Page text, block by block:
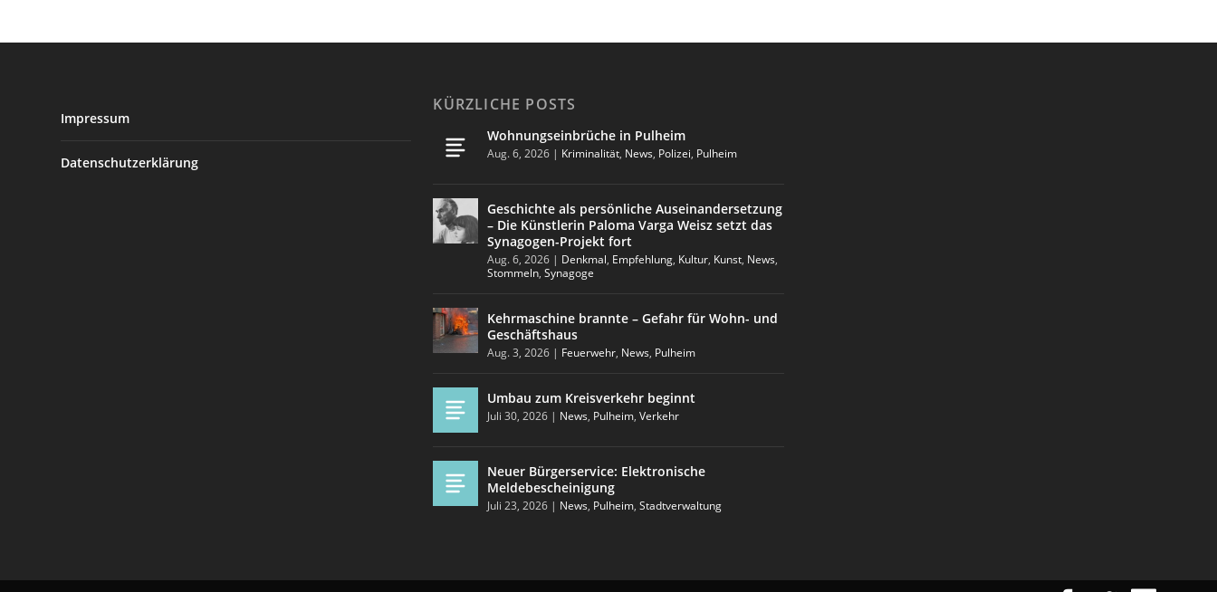
Impressum
Datenschutzerklärung
KÜRZLICHE POSTS
Wohnungseinbrüche in Pulheim
Aug. 6, 2026 | Kriminalität, News, Polizei, Pulheim
Geschichte als persönliche Auseinandersetzung
– Die Künstlerin Paloma Varga Weisz setzt das
Synagogen-Projekt fort
Aug. 6, 2026 | Denkmal, Empfehlung, Kultur, Kunst, News,
Stommeln,Synagoge
Kehrmaschine brannte – Gefahr für Wohn- und
Geschäftshaus
Aug. 3, 2026 | Feuerwehr, News, Pulheim
Umbau zum Kreisverkehr beginnt
Juli 30, 2026 | News, Pulheim,Verkehr
Neuer Bürgerservice: Elektronische
Meldebescheinigung
Juli 23, 2026 | News, Pulheim,Stadtverwaltung